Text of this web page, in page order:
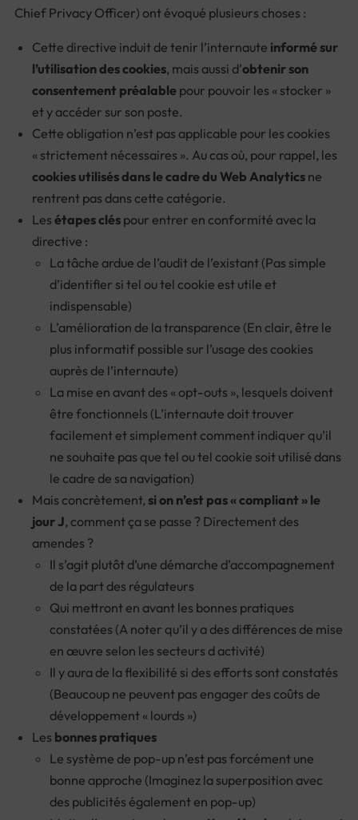
Chief Privacy Officer) ont évoqué plusieurs choses :
Cette directive induit de tenir l’internaute informé sur
l’utilisation des cookies, mais aussi d’obtenir son
consentement préalable pour pouvoir les « stocker »
et y accéder sur son poste.
Cette obligation n’est pas applicable pour les cookies
« strictement nécessaires ». Au cas où, pour rappel, les
cookies utilisés dans le cadre du Web Analytics ne
rentrent pas dans cette catégorie.
Les étapes clés pour entrer en conformité avec la
directive :
La tâche ardue de l’audit de l’existant (Pas simple
d’identifier si tel ou tel cookie est utile et
indispensable)
L’amélioration de la transparence (En clair, être le
plus informatif possible sur l’usage des cookies
auprès de l’internaute)
La mise en avant des « opt-outs », lesquels doivent
être fonctionnels (L’internaute doit trouver
facilement et simplement comment indiquer qu’il
ne souhaite pas que tel ou tel cookie soit utilisé dans
le cadre de sa navigation)
Mais concrètement, si on n’est pas « compliant » le
jour J, comment ça se passe ? Directement des
amendes ?
Il s’agit plutôt d’une démarche d’accompagnement
de la part des régulateurs
Qui mettront en avant les bonnes pratiques
constatées (A noter qu’il y a des différences de mise
en œuvre selon les secteurs d activité)
Il y aura de la flexibilité si des efforts sont constatés
(Beaucoup ne peuvent pas engager des coûts de
développement « lourds »)
Les bonnes pratiques
Le système de pop-up n’est pas forcément une
bonne approche (Imaginez la superposition avec
des publicités également en pop-up)